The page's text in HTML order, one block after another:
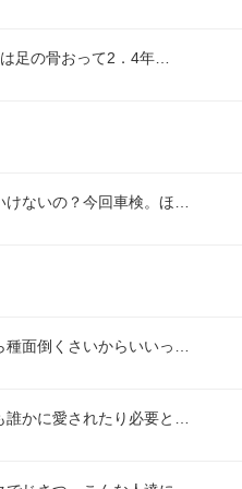
足の骨おって2．4年…
ないの？今回車検。ほ…
面倒くさいからいいっ…
かに愛されたり必要と…